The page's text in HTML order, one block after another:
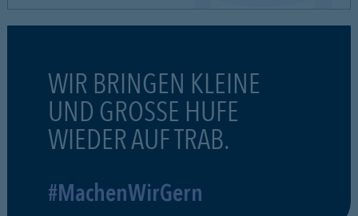
WIR BRINGEN KLEINE
UND GROSSE HUFE
WIEDER AUF TRAB.
#MachenWirGern